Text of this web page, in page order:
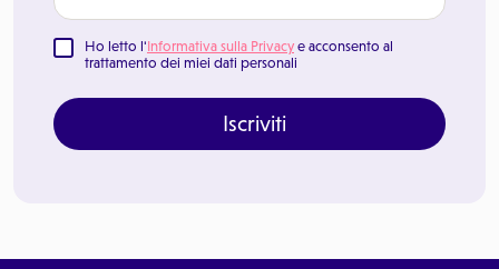
Ho letto l'Informativa sulla Privacy e acconsento al
trattamento dei miei dati personali
Iscriviti